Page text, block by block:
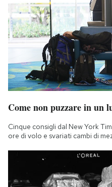
Come non puzzare in un
Cinque consigli dal New York
ore di volo e svariati cambi di